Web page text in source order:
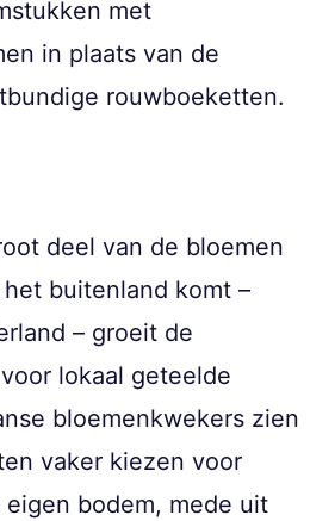
met
in plaats van de
rouwboeketten.
deel van de bloemen
buitenland komt –
– groeit de
lokaal geteelde
bloemenkwekers zien
vaker kiezen voor
bodem, mede uit